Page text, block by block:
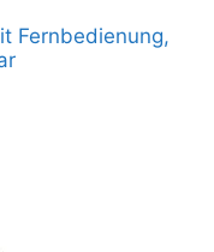
Fernbedienung,